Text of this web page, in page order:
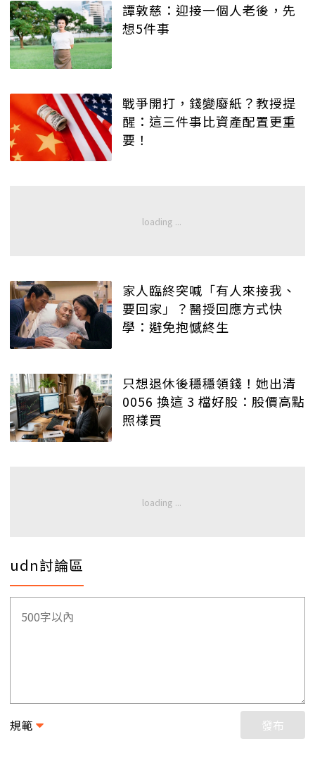
譚敦慈：迎接一個人老後，先
想5件事
戰爭開打，錢變廢紙？教授提
醒：這三件事比資產配置更重
要！
家人臨終突喊「有人來接我、
要回家」？醫授回應方式快
學：避免抱憾終生
只想退休後穩穩領錢！她出清
0056 換這 3 檔好股：股價高點
照樣買
udn討論區
規範 發布